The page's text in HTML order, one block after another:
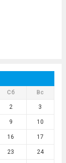
Сб Вс
2 3
9 10
16 17
23 24